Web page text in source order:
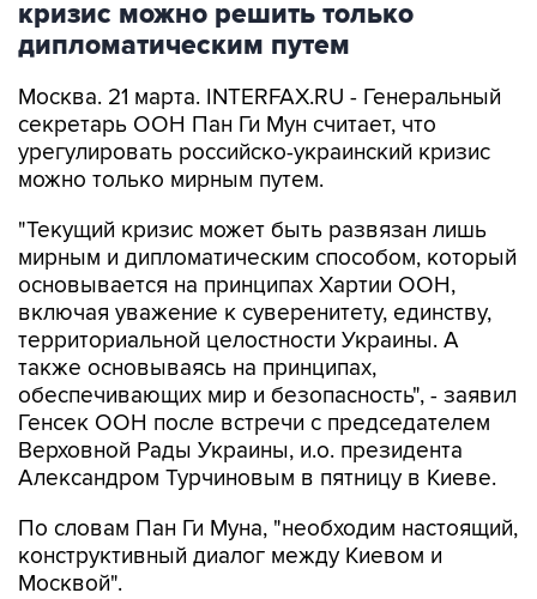
кризис можно решить только
дипломатическим путем
Москва. 21 марта. INTERFAX.RU - Генеральный
секретарь ООН Пан Ги Мун считает, что
урегулировать российско-украинский кризис
можно только мирным путем.
"Текущий кризис может быть развязан лишь
мирным и дипломатическим способом, который
основывается на принципах Хартии ООН,
включая уважение к суверенитету, единству,
территориальной целостности Украины. А
также основываясь на принципах,
обеспечивающих мир и безопасность", - заявил
Генсек ООН после встречи с председателем
Верховной Рады Украины, и.о. президента
Александром Турчиновым в пятницу в Киеве.
По словам Пан Ги Муна, "необходим настоящий,
конструктивный диалог между Киевом и
Москвой".